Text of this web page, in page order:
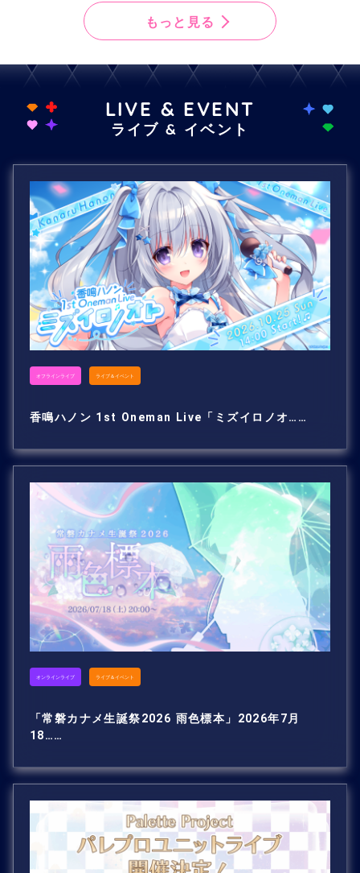
もっと見る
LIVE & EVENT
ライブ & イベント
オフラインライブ ライブ＆イベント
香鳴ハノン 1st Oneman Live「ミズイロノオ……
オンラインライブ ライブ＆イベント
「常磐カナメ生誕祭2026 雨色標本」2026年7月
18……